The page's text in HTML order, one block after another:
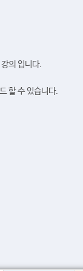
의 입니다.
할 수 있습니다.